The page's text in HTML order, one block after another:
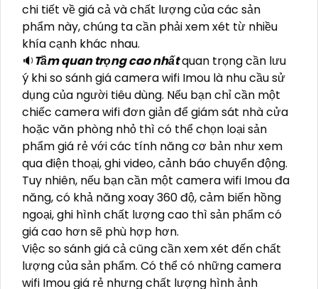
chi tiết về giá cả và chất lượng của các sản
phẩm này, chúng ta cần phải xem xét từ nhiều
khía cạnh khác nhau.
🔉Tầm quan trọng cao nhấtquan trọng cần lưu
ý khi so sánh giá camera wifi Imou là nhu cầu sử
dụng của người tiêu dùng. Nếu bạn chỉ cần một
chiếc camera wifi đơn giản để giám sát nhà cửa
hoặc văn phòng nhỏ thì có thể chọn loại sản
phẩm giá rẻ với các tính năng cơ bản như xem
qua điện thoại, ghi video, cảnh báo chuyển động.
Tuy nhiên, nếu bạn cần một camera wifi Imou đa
năng, có khả năng xoay 360 độ, cảm biến hồng
ngoại, ghi hình chất lượng cao thì sản phẩm có
giá cao hơn sẽ phù hợp hơn.
Việc so sánh giá cả cũng cần xem xét đến chất
lượng của sản phẩm. Có thể có những camera
wifi Imou giá rẻ nhưng chất lượng hình ảnh